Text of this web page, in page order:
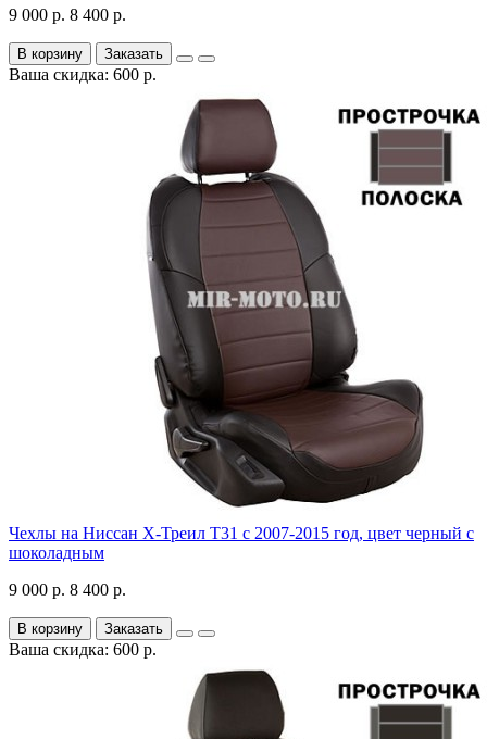
9 000 р. 8 400 р.
В корзину Заказать
Ваша скидка: 600 р.
Чехлы на Ниссан Х-Треил Т31 с 2007-2015 год, цвет черный с
шоколадным
9 000 р. 8 400 р.
В корзину Заказать
Ваша скидка: 600 р.